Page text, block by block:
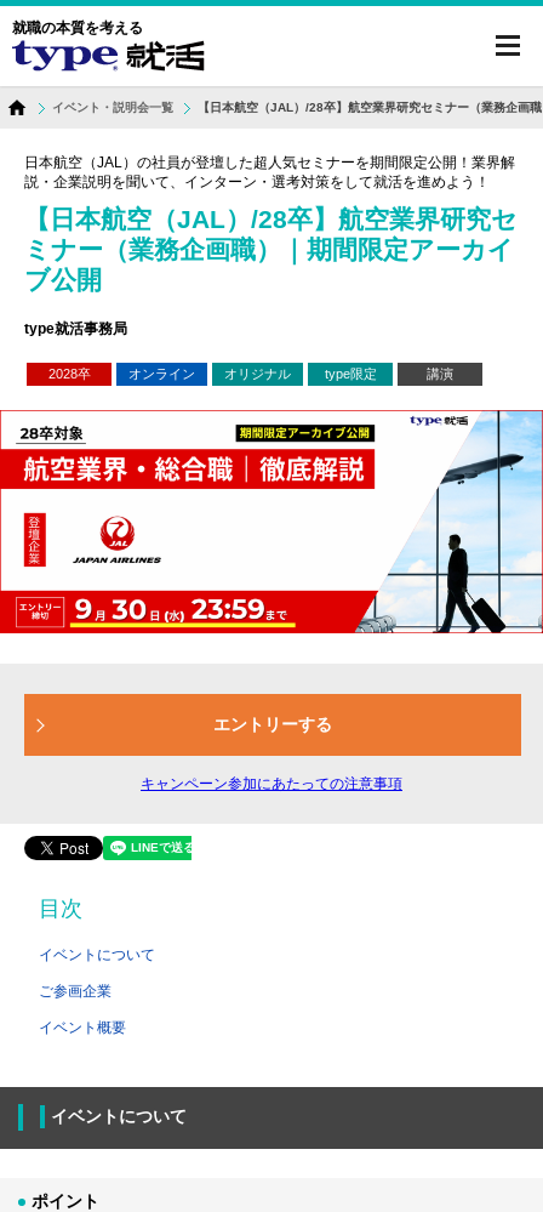
就職の本質を考える
イベント・説明会一覧 【日本航空（JAL）/28卒】航空業界研究セミナー（業務企画
日本航空（JAL）の社員が登壇した超人気セミナーを期間限定公開！業界解
説・企業説明を聞いて、インターン・選考対策をして就活を進めよう！
【日本航空（JAL）/28卒】航空業界研究セ
ミナー（業務企画職）｜期間限定アーカイ
ブ公開
type就活事務局
2028卒 オンライン オリジナル type限定 講演
エントリーする
キャンペーン参加にあたっての注意事項
目次
イベントについて
ご参画企業
イベント概要
イベントについて
ポイント